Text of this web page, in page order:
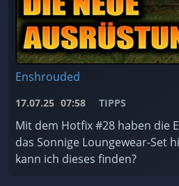
Enshrouded
17.07.25 07:58 TIPPS
Mit dem Hotfix #28 haben die
das Sonnige Loungewear-Set
kann ich dieses finden?